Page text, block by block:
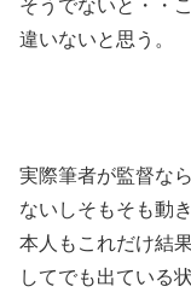
そうでないと・・
違いないと思う。
実際筆者が監督な
ないしそもそも動き
本人もこれだけ結
してでも出ている状